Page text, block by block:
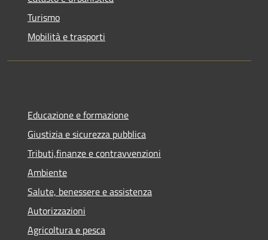
Turismo
Mobilità e trasporti
Educazione e formazione
Giustizia e sicurezza pubblica
Tributi,finanze e contravvenzioni
Ambiente
Salute, benessere e assistenza
Autorizzazioni
Agricoltura e pesca